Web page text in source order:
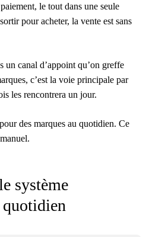
le tout dans une seule
pour acheter, la vente est sans
un canal d’appoint qu’on greffe
c’est la voie principale par
les rencontrera un jour.
des marques au quotidien. Ce
système